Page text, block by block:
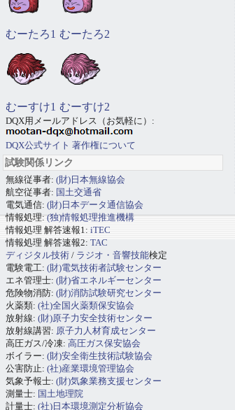
むーたろ1 むーたろ2
むーすけ1 むーすけ2
DQX用メールアドレス（お気軽に）:
DQX公式サイト 著作権について
試験関係リンク
無線従事者: (財)日本無線協会
航空従事者: 国土交通省
電気通信: (財)日本データ通信協会
情報処理:(独)情報処理推進機構
情報処理 解答速報1: iTEC
情報処理 解答速報2: TAC
ディジタル技術 / ラジオ・音響技能検定
電験電工: (財)電気技術者試験センター
エネ管理士: (財)省エネルギーセンター
危険物消防: (財)消防試験研究センター
火薬類: (社)全国火薬類保安協会
放射線: (財)原子力安全技術センター
放射線講習: 原子力人材育成センター
高圧ガス/冷凍: 高圧ガス保安協会
ボイラー: (財)安全衛生技術試験協会
公害防止: (社)産業環境管理協会
気象予報士: (財)気象業務支援センター
測量士: 国土地理院
計量士: (社)日本環境測定分析協会